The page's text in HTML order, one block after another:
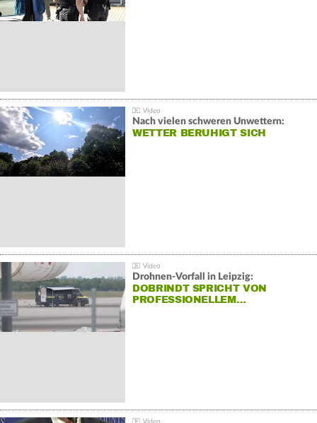
Nach vielen schweren Unwettern:
WETTER BERUHIGT SICH
Drohnen-Vorfall in Leipzig:
DOBRINDT SPRICHT VON
PROFESSIONELLEM…